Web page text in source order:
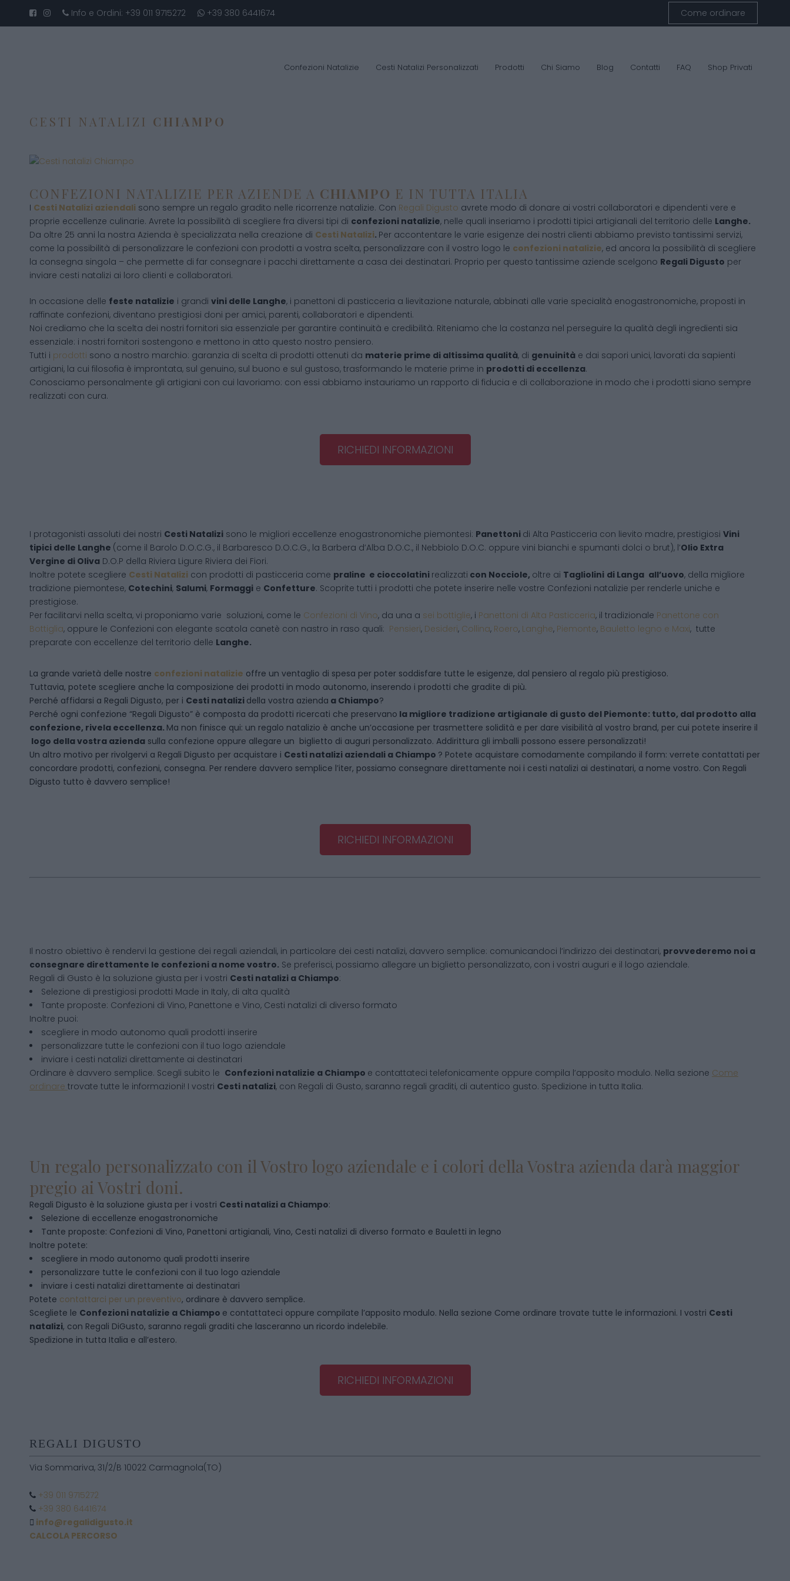
Info e Ordini: +39 011 9715272 +39 380 6441674 Come ordinare
Confezioni Natalizie Cesti Natalizi Personalizzati Prodotti Chi Siamo Blog Contatti FAQ Shop Privati
CESTI NATALIZI CHIAMPO
CONFEZIONI NATALIZIE PER AZIENDE A CHIAMPO E IN TUTTA ITALIA
I Cesti Natalizi aziendali sono sempre un regalo gradito nelle ricorrenze natalizie. Con Regali Digusto avrete modo di donare ai vostri collaboratori e dipendenti vere e
proprie eccellenze culinarie. Avrete la possibilità di scegliere fra diversi tipi di confezioni natalizie, nelle quali inseriamo i prodotti tipici artigianali del territorio delle Langhe.
Da oltre 25 anni la nostra Azienda è specializzata nella creazione di Cesti Natalizi. Per accontentare le varie esigenze dei nostri clienti abbiamo previsto tantissimi servizi,
come la possibilità di personalizzare le confezioni con prodotti a vostra scelta, personalizzare con il vostro logo le confezioni natalizie, ed ancora la possibilità di scegliere
la consegna singola – che permette di far consegnare i pacchi direttamente a casa dei destinatari. Proprio per questo tantissime aziende scelgono Regali Digusto per
inviare cesti natalizi ai loro clienti e collaboratori.
In occasione delle feste natalizie i grandi vini delle Langhe, i panettoni di pasticceria a lievitazione naturale, abbinati alle varie specialità enogastronomiche, proposti in
raffinate confezioni, diventano prestigiosi doni per amici, parenti, collaboratori e dipendenti.
Noi crediamo che la scelta dei nostri fornitori sia essenziale per garantire continuità e credibilità. Riteniamo che la costanza nel perseguire la qualità degli ingredienti sia
essenziale: i nostri fornitori sostengono e mettono in atto questo nostro pensiero.
Tutti i prodotti sono a nostro marchio: garanzia di scelta di prodotti ottenuti da materie prime di altissima qualità, di genuinità e dai sapori unici, lavorati da sapienti
artigiani, la cui filosofia è improntata, sul genuino, sul buono e sul gustoso, trasformando le materie prime in prodotti di eccellenza.
Conosciamo personalmente gli artigiani con cui lavoriamo: con essi abbiamo instauriamo un rapporto di fiducia e di collaborazione in modo che i prodotti siano sempre
realizzati con cura.
RICHIEDI INFORMAZIONI
I protagonisti assoluti dei nostri Cesti Natalizi sono le migliori eccellenze enogastronomiche piemontesi: Panettoni di Alta Pasticceria con lievito madre, prestigiosi Vini
tipici delle Langhe (come il Barolo D.O.C.G., il Barbaresco D.O.C.G., la Barbera d’Alba D.O.C., il Nebbiolo D.O.C. oppure vini bianchi e spumanti dolci o brut), l’Olio Extra
Vergine di Oliva D.O.P della Riviera Ligure Riviera dei Fiori.
Inoltre potete scegliere Cesti Natalizi con prodotti di pasticceria come praline e cioccolatini realizzati con Nocciole, oltre ai Tagliolini di Langa all’uovo, della migliore
tradizione piemontese, Cotechini, Salumi, Formaggi e Confetture. Scoprite tutti i prodotti che potete inserire nelle vostre Confezioni natalizie per renderle uniche e
prestigiose.
Per facilitarvi nella scelta, vi proponiamo varie soluzioni, come le Confezioni di Vino, da una a sei bottiglie, i Panettoni di Alta Pasticceria, il tradizionale Panettone con
Bottiglia, oppure le Confezioni con elegante scatola canetè con nastro in raso quali: Pensieri, Desideri, Collina, Roero, Langhe, Piemonte, Bauletto legno e Maxi, tutte
preparate con eccellenze del territorio delle Langhe.
La grande varietà delle nostre confezioni natalizie offre un ventaglio di spesa per poter soddisfare tutte le esigenze, dal pensiero al regalo più prestigioso.
Tuttavia, potete scegliere anche la composizione dei prodotti in modo autonomo, inserendo i prodotti che gradite di più.
Perché affidarsi a Regali Digusto, per i Cesti natalizi della vostra azienda a Chiampo?
Perché ogni confezione “Regali Digusto” è composta da prodotti ricercati che preservano la migliore tradizione artigianale di gusto del Piemonte: tutto, dal prodotto alla
confezione, rivela eccellenza. Ma non finisce qui: un regalo natalizio è anche un’occasione per trasmettere solidità e per dare visibilità al vostro brand, per cui potete inserire il
logo della vostra azienda sulla confezione oppure allegare un biglietto di auguri personalizzato. Addirittura gli imballi possono essere personalizzati!
Un altro motivo per rivolgervi a Regali Digusto per acquistare i Cesti natalizi aziendali a Chiampo ? Potete acquistare comodamente compilando il form: verrete contattati per
concordare prodotti, confezioni, consegna. Per rendere davvero semplice l’iter, possiamo consegnare direttamente noi i cesti natalizi ai destinatari, a nome vostro. Con Regali
Digusto tutto è davvero semplice!
RICHIEDI INFORMAZIONI
Il nostro obiettivo è rendervi la gestione dei regali aziendali, in particolare dei cesti natalizi, davvero semplice: comunicandoci l’indirizzo dei destinatari, provvederemo noi a
consegnare direttamente le confezioni a nome vostro. Se preferisci, possiamo allegare un biglietto personalizzato, con i vostri auguri e il logo aziendale.
Regali di Gusto è la soluzione giusta per i vostri Cesti natalizi a Chiampo:
Selezione di prestigiosi prodotti Made in Italy, di alta qualità
Tante proposte: Confezioni di Vino, Panettone e Vino, Cesti natalizi di diverso formato
Inoltre puoi:
scegliere in modo autonomo quali prodotti inserire
personalizzare tutte le confezioni con il tuo logo aziendale
inviare i cesti natalizi direttamente ai destinatari
Ordinare è davvero semplice. Scegli subito le Confezioni natalizie a Chiampo e contattateci telefonicamente oppure compila l’apposito modulo. Nella sezione Come
ordinare trovate tutte le informazioni! I vostri Cesti natalizi, con Regali di Gusto, saranno regali graditi, di autentico gusto. Spedizione in tutta Italia.
Un regalo personalizzato con il Vostro logo aziendale e i colori della Vostra azienda darà maggior
pregio ai Vostri doni.
Regali Digusto è la soluzione giusta per i vostri Cesti natalizi a Chiampo:
Selezione di eccellenze enogastronomiche
Tante proposte: Confezioni di Vino, Panettoni artigianali, Vino, Cesti natalizi di diverso formato e Bauletti in legno
Inoltre potete:
scegliere in modo autonomo quali prodotti inserire
personalizzare tutte le confezioni con il tuo logo aziendale
inviare i cesti natalizi direttamente ai destinatari
Potete contattarci per un preventivo, ordinare è davvero semplice.
Scegliete le Confezioni natalizie a Chiampo e contattateci oppure compilate l’apposito modulo. Nella sezione Come ordinare trovate tutte le informazioni. I vostri Cesti
natalizi, con Regali DiGusto, saranno regali graditi che lasceranno un ricordo indelebile.
Spedizione in tutta Italia e all’estero.
RICHIEDI INFORMAZIONI
REGALI DIGUSTO
Via Sommariva, 31/2/B 10022 Carmagnola(TO)
+39 011 9715272
+39 380 6441674
info@regalidigusto.it
CALCOLA PERCORSO